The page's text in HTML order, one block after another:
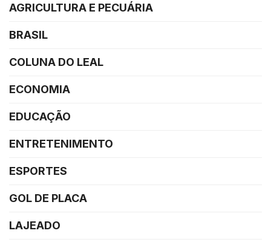
AGRICULTURA E PECUÁRIA
BRASIL
COLUNA DO LEAL
ECONOMIA
EDUCAÇÃO
ENTRETENIMENTO
ESPORTES
GOL DE PLACA
LAJEADO